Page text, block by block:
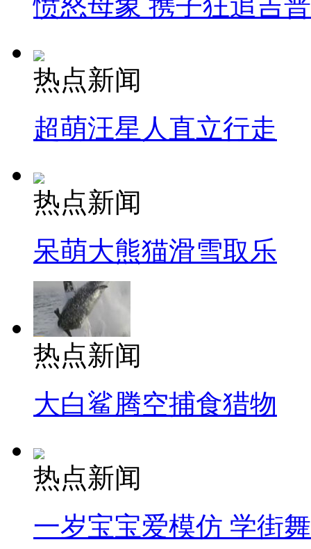
热点新闻
超萌汪星人直立行走
热点新闻
呆萌大熊猫滑雪取乐
热点新闻
大白鲨腾空捕食猎物
热点新闻
一岁宝宝爱模仿 学街